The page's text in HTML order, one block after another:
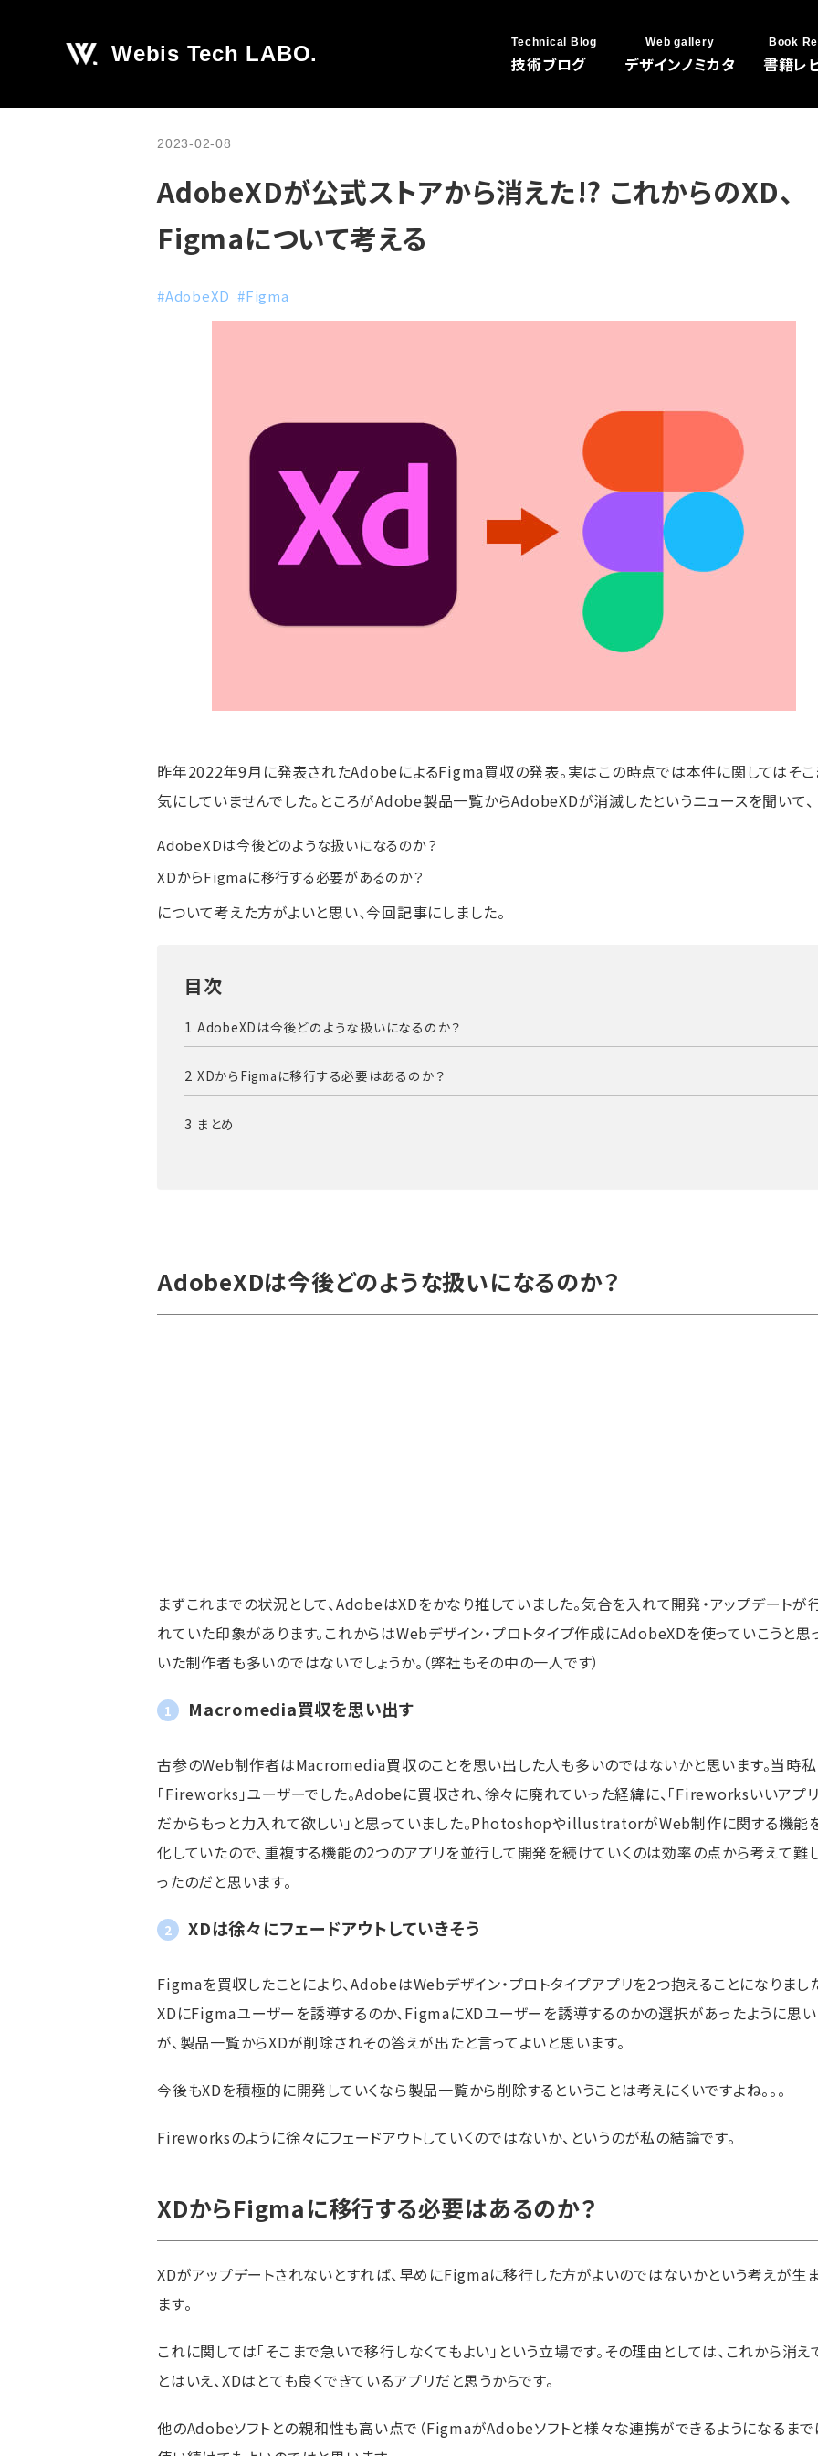
Webis Tech LABO. Technical Blog
技術ブログ
Web gallery
デザインノミカタ
Book
書籍レ
2023-02-08
AdobeXDが公式ストアから消えた!? これからのXD、
Figmaについて考える
#AdobeXD #Figma
昨年2022年9月に発表されたAdobeによるFigma買収の発表。実はこの時点では本件に関してはそこ
気にしていませんでした。ところがAdobe製品一覧からAdobeXDが消滅したというニュースを聞いて、
AdobeXDは今後どのような扱いになるのか？
XDからFigmaに移行する必要があるのか？
について考えた方がよいと思い、今回記事にしました。
目次
AdobeXDは今後どのような扱いになるのか？
XDからFigmaに移行する必要はあるのか？
まとめ
AdobeXDは今後どのような扱いになるのか？
まずこれまでの状況として、AdobeはXDをかなり推していました。気合を入れて開発・アップデートが
れていた印象があります。これからはWebデザイン・プロトタイプ作成にAdobeXDを使っていこうと思
いた制作者も多いのではないでしょうか。（弊社もその中の一人です）
Macromedia買収を思い出す
古参のWeb制作者はMacromedia買収のことを思い出した人も多いのではないかと思います。当時
「Fireworks」ユーザーでした。Adobeに買収され、徐々に廃れていった経緯に、「Fireworksいいアプ
だからもっと力入れて欲しい」と思っていました。PhotoshopやillustratorがWeb制作に関する機能
化していたので、重複する機能の2つのアプリを並行して開発を続けていくのは効率の点から考えて難
ったのだと思います。
XDは徐々にフェードアウトしていきそう
Figmaを買収したことにより、AdobeはWebデザイン・プロトタイプアプリを2つ抱えることになりまし
XDにFigmaユーザーを誘導するのか、FigmaにXDユーザーを誘導するのかの選択があったように思
が、製品一覧からXDが削除されその答えが出たと言ってよいと思います。
今後もXDを積極的に開発していくなら製品一覧から削除するということは考えにくいですよね。。。
Fireworksのように徐々にフェードアウトしていくのではないか、というのが私の結論です。
XDからFigmaに移行する必要はあるのか？
XDがアップデートされないとすれば、早めにFigmaに移行した方がよいのではないかという考えが生
ます。
これに関しては「そこまで急いで移行しなくてもよい」という立場です。その理由としては、これから消え
とはいえ、XDはとても良くできているアプリだと思うからです。
他のAdobeソフトとの親和性も高い点で（FigmaがAdobeソフトと様々な連携ができるようになるまで